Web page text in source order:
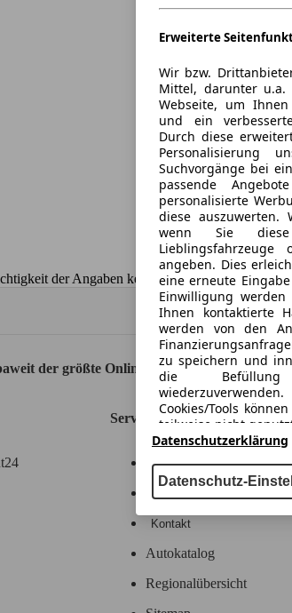
der Angaben keine Gewähr.
der größte Online-Automarkt.
Service
Hilfe
Kodex
Kontakt
Autokatalog
Regionalübersicht
Erweiterte
Wir bzw.
Mittel, darunter u.a.
Webseite, um
und ein
Durch diese
Personalisierung
Suchvorgänge bei
passende
personalisierte
diese auszuwerten.
wenn Sie diese
angeben. Dies
eine erneute
Einwilligung
Ihnen kontaktierte
werden von den
zu speichern und
die Befüllung
Cookies/Tools
teilweise nicht
Wir arbeiten mit 263
Datenschutzerklärung
Datenschutz-